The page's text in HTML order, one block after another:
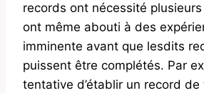
records ont nécessité
ont même abouti à des
imminente avant que lesdits
puissent être complétés. Par
tentative d’établir un record